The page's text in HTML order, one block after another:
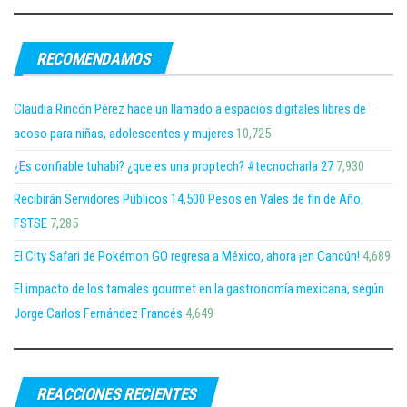
RECOMENDAMOS
Claudia Rincón Pérez hace un llamado a espacios digitales libres de
acoso para niñas, adolescentes y mujeres 10,725
¿Es confiable tuhabi? ¿que es una proptech? #tecnocharla 27 7,930
Recibirán Servidores Públicos 14,500 Pesos en Vales de fin de Año,
FSTSE 7,285
El City Safari de Pokémon GO regresa a México, ahora ¡en Cancún! 4,689
El impacto de los tamales gourmet en la gastronomía mexicana, según
Jorge Carlos Fernández Francés 4,649
REACCIONES RECIENTES